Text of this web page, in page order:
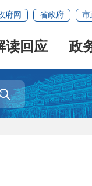
府网 省政府 市
读回应 政